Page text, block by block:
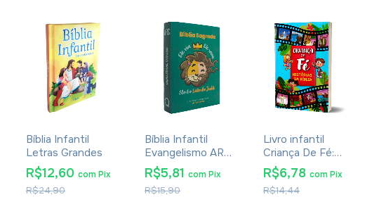
Bíblia Infantil
Letras Grandes
R$24,90
R$12,60 comPix
Bíblia Infantil
Evangelismo ARC
- Capa Leão de
Judá
R$15,90
R$5,81 comPix
Livro infantil
Criança De Fé:
História Da Bíblia
R$14,44
R$6,78 comPix